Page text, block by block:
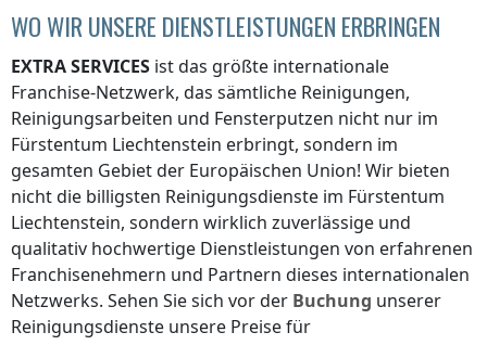
WO WIR UNSERE DIENSTLEISTUNGEN ERBRINGEN
EXTRA SERVICES ist das größte internationale
Franchise-Netzwerk, das sämtliche Reinigungen,
Reinigungsarbeiten und Fensterputzen nicht nur im
Fürstentum Liechtenstein erbringt, sondern im
gesamten Gebiet der Europäischen Union! Wir bieten
nicht die billigsten Reinigungsdienste im Fürstentum
Liechtenstein, sondern wirklich zuverlässige und
qualitativ hochwertige Dienstleistungen von erfahrenen
Franchisenehmern und Partnern dieses internationalen
Netzwerks. Sehen Sie sich vor der Buchung unserer
Reinigungsdienste unsere Preise für